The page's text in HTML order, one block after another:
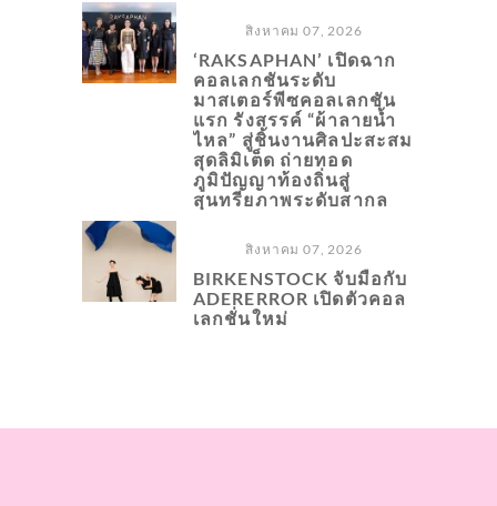
สิงหาคม 07, 2026
‘RAKSAPHAN’ เปิดฉาก
คอลเลกชันระดับ
มาสเตอร์พีซคอลเลกชัน
แรก รังสรรค์ “ผ้าลายน้ำ
ไหล” สู่ชิ้นงานศิลปะสะสม
สุดลิมิเต็ด ถ่ายทอด
ภูมิปัญญาท้องถิ่นสู่
สุนทรียภาพระดับสากล
สิงหาคม 07, 2026
BIRKENSTOCK จับมือกับ
ADERERROR เปิดตัวคอล
เลกชั่นใหม่